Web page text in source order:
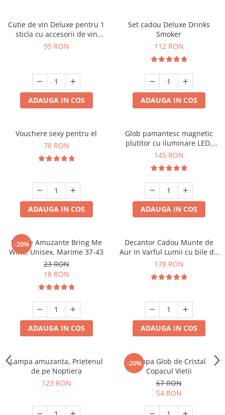
Cutie de vin Deluxe pentru 1
sticla cu accesorii de vin
incluse interior oranj
95 RON
ADAUGA IN COS
Set cadou Deluxe Drinks
Smoker
112 RON
ADAUGA IN COS
Vouchere sexy pentru el
78 RON
ADAUGA IN COS
Glob pamantesc magnetic
plutitor cu iluminare LED,
Forma C
145 RON
ADAUGA IN COS
-20%
Sosete Amuzante Bring Me
Wine, Unisex, Marime 37-43
23 RON
18 RON
ADAUGA IN COS
Decantor Cadou Munte de
Aur In Varful Lumii cu bile de
curatare
178 RON
ADAUGA IN COS
Lampa amuzanta, Prietenul
de pe Noptiera
123 RON
-20%
Lampa Glob de Cristal
Copacul Vietii
67 RON
54 RON